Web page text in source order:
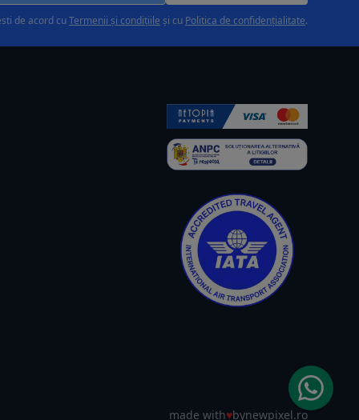
de acord cuTermenii și condițiile și cu Politica de confidențialitate.
made with♥bynewpixel.ro